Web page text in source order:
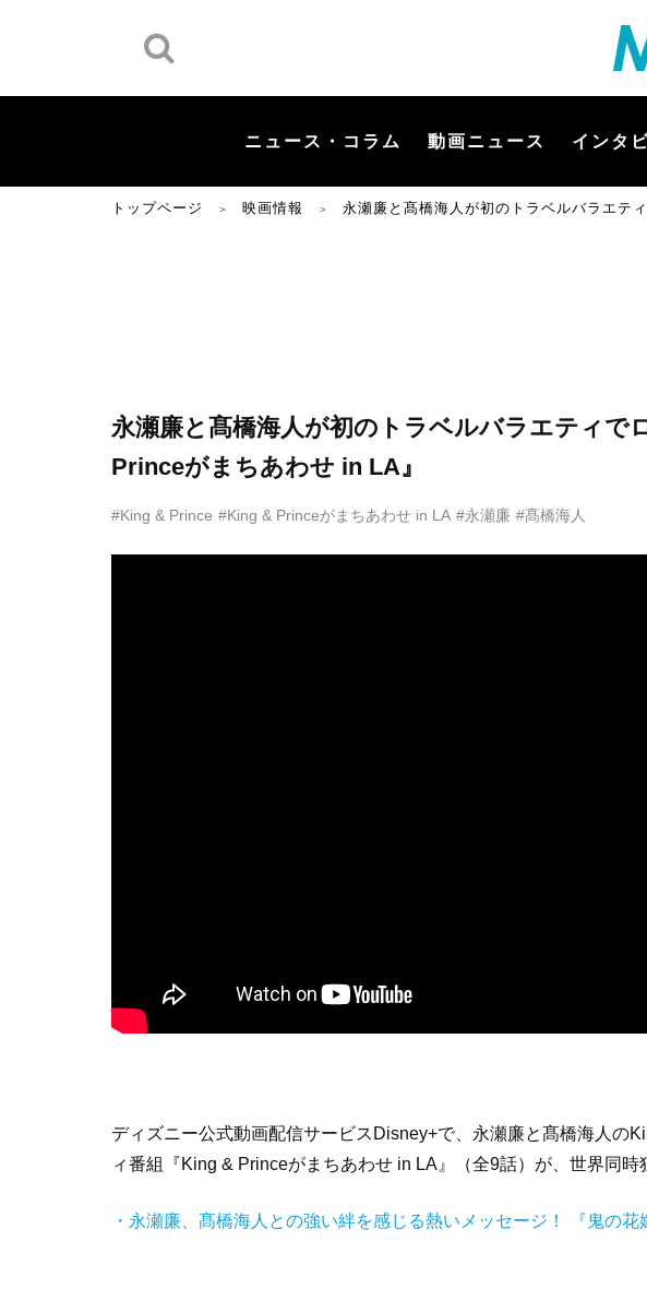
ニュース・コラム 動画ニュース インタ
トップページ ＞ 映画情報 ＞ 永瀬廉と髙橋海人が初のトラベルバラエテ
永瀬廉と髙橋海人が初のトラベルバラエティで
Princeがまちあわせ in LA』
#King & Prince #King & Princeがまちあわせ in LA #永瀬廉 #髙橋海人
ディズニー公式動画配信サービスDisney+で、永瀬廉と髙橋海人の
ィ番組『King & Princeがまちあわせ in LA』（全9話）が、世界同時
・永瀬廉、髙橋海人との強い絆を感じる熱いメッセージ！ 『鬼の